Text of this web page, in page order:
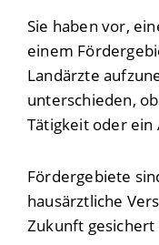
Sie haben vor,
einem
Landärzte
unterschieden,
Tätigkeit oder
Fördergebiete
hausärztliche
Zukunft gesichert